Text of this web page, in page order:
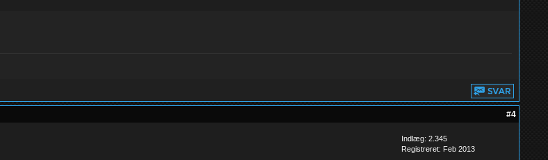
#4
Indlæg: 2.345
Registreret: Feb 2013